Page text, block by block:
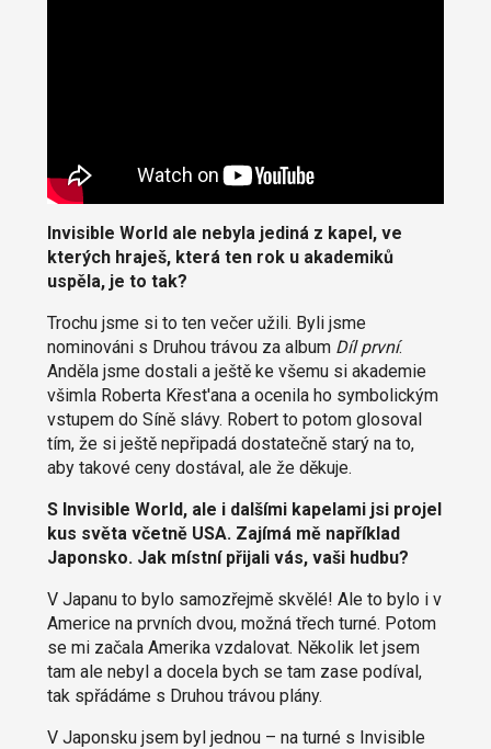
Invisible World ale nebyla jediná z kapel, ve
kterých hraješ, která ten rok u akademiků
uspěla, je to tak?
Trochu jsme si to ten večer užili. Byli jsme
nominováni s Druhou trávou za album Díl první.
Anděla jsme dostali a ještě ke všemu si akademie
všimla Roberta Křest'ana a ocenila ho symbolickým
vstupem do Síně slávy. Robert to potom glosoval
tím, že si ještě nepřipadá dostatečně starý na to,
aby takové ceny dostával, ale že děkuje.
S Invisible World, ale i dalšími kapelami jsi projel
kus světa včetně USA. Zajímá mě například
Japonsko. Jak místní přijali vás, vaši hudbu?
V Japanu to bylo samozřejmě skvělé! Ale to bylo i v
Americe na prvních dvou, možná třech turné. Potom
se mi začala Amerika vzdalovat. Několik let jsem
tam ale nebyl a docela bych se tam zase podíval,
tak spřádáme s Druhou trávou plány.
V Japonsku jsem byl jednou – na turné s Invisible